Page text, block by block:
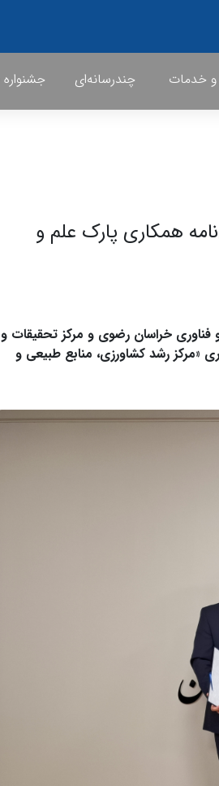
خدمات چندرسانه‌ای
همکاری پارک علم و
فناوری خراسان رضوی و مرکز تحقیقات و
«مرکز رشد کشاورزی، منابع طبیعی و